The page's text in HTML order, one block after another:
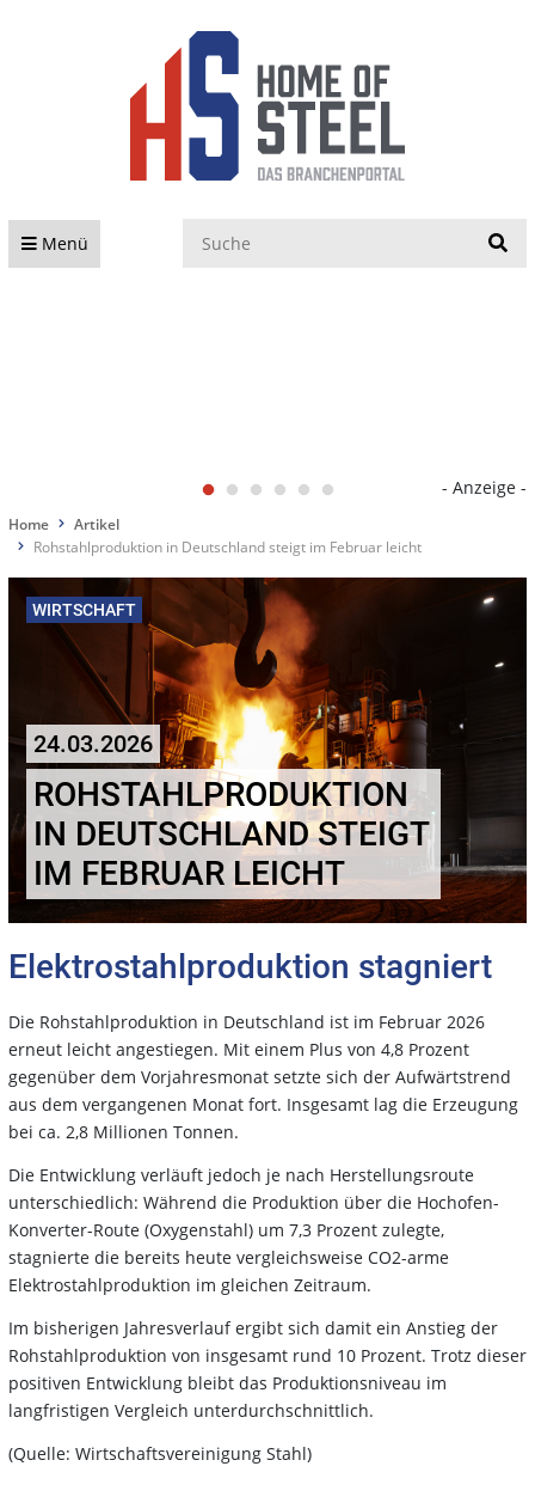
Menü
- Anzeige -
Home
Artikel
Rohstahlproduktion in Deutschland steigt im Februar leicht
WIRTSCHAFT
24.03.2026
ROHSTAHLPRODUKTION
IN DEUTSCHLAND STEIGT
IM FEBRUAR LEICHT
Elektrostahlproduktion stagniert
Die Rohstahlproduktion in Deutschland ist im Februar 2026
erneut leicht angestiegen. Mit einem Plus von 4,8 Prozent
gegenüber dem Vorjahresmonat setzte sich der Aufwärtstrend
aus dem vergangenen Monat fort. Insgesamt lag die Erzeugung
bei ca. 2,8 Millionen Tonnen.
Die Entwicklung verläuft jedoch je nach Herstellungsroute
unterschiedlich: Während die Produktion über die Hochofen-
Konverter-Route (Oxygenstahl) um 7,3 Prozent zulegte,
stagnierte die bereits heute vergleichsweise CO2-arme
Elektrostahlproduktion im gleichen Zeitraum.
Im bisherigen Jahresverlauf ergibt sich damit ein Anstieg der
Rohstahlproduktion von insgesamt rund 10 Prozent. Trotz dieser
positiven Entwicklung bleibt das Produktionsniveau im
langfristigen Vergleich unterdurchschnittlich.
(Quelle: Wirtschaftsvereinigung Stahl)